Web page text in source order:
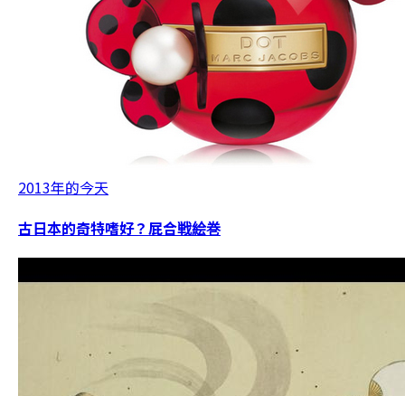
2013年的今天
古日本的奇特嗜好？屁合戦絵巻